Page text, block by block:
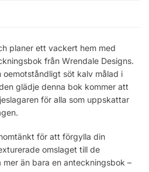
planer ett vackert hem med
från Wrendale Designs.
söt kalv målad i
glädje denna bok kommer att
för alla som uppskattar
för att förgylla din
omslaget till de
än bara en anteckningsbok –